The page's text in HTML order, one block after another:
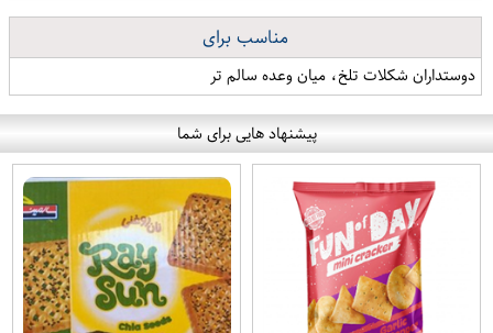
مناسب برای
دوستداران شکلات تلخ، میان وعده سالم تر
پیشنهاد هایی برای شما